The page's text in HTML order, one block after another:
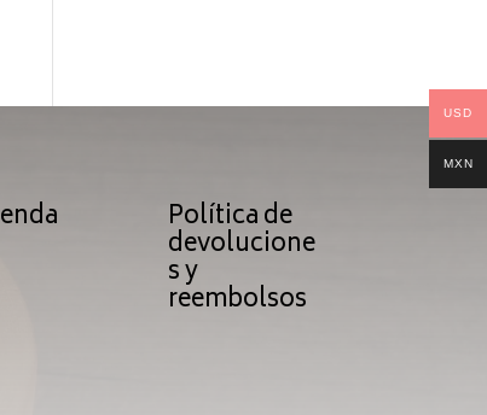
Política de
devolucione
s y
reembolsos
USD
MXN